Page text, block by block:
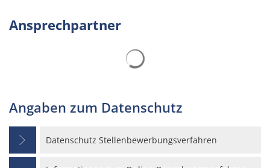
Ansprechpartner
Angaben zum Datenschutz
Datenschutz Stellenbewerbungsverfahren